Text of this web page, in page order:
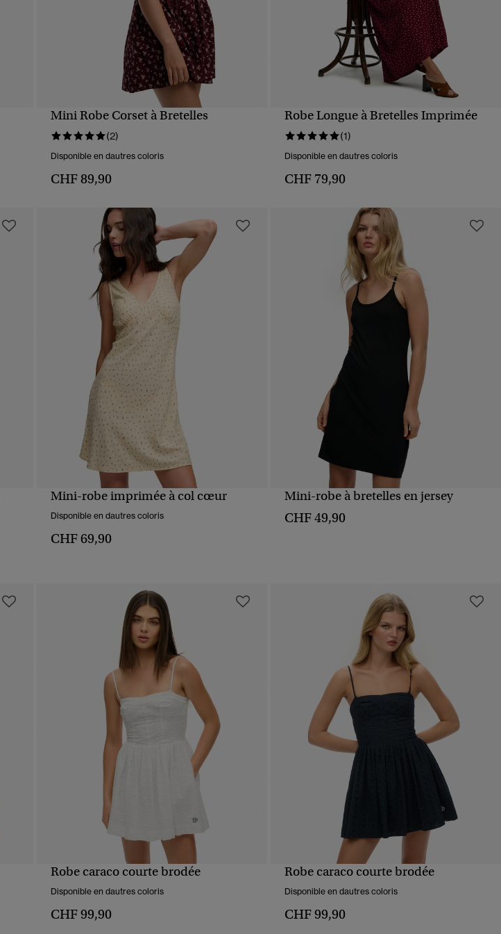
Mini Robe Corset à Bretelles
(2)
Disponible en dautres coloris
CHF 89,90
Robe Longue à Bretelles Imprimée
(1)
Disponible en dautres coloris
CHF 79,90
APERÇU RAPIDE
Mini-robe imprimée à col cœur
Disponible en dautres coloris
CHF 69,90
APERÇU RAPIDE
Mini-robe à bretelles en jersey
CHF 49,90
Robe caraco courte brodée
Disponible en dautres coloris
CHF 99,90
Robe caraco courte brodée
Disponible en dautres coloris
CHF 99,90